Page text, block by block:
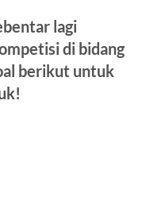
lagi
di bidang
berikut untuk